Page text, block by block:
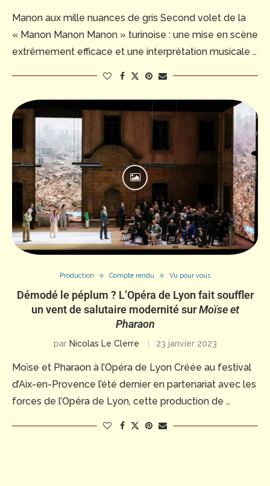
Manon aux mille nuances de gris Second volet de la
« Manon Manon Manon » turinoise : une mise en scène
extrêmement efficace et une interprétation musicale …
Production Compte rendu Vu pour vous
Démodé le péplum ? L’Opéra de Lyon fait souffler
un vent de salutaire modernité surMoïse et
Pharaon
par Nicolas Le Clerre 23 janvier 2023
Moïse et Pharaon à l’Opéra de Lyon Créée au festival
d’Aix-en-Provence l’été dernier en partenariat avec les
forces de l’Opéra de Lyon, cette production de …